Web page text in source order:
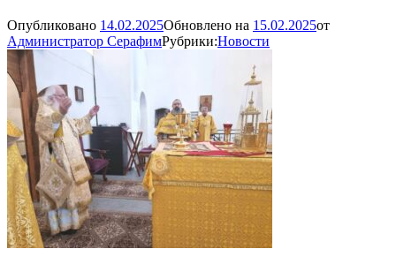
Опубликовано 14.02.2025Обновлено на 15.02.2025от
Администратор СерафимРубрики:Новости